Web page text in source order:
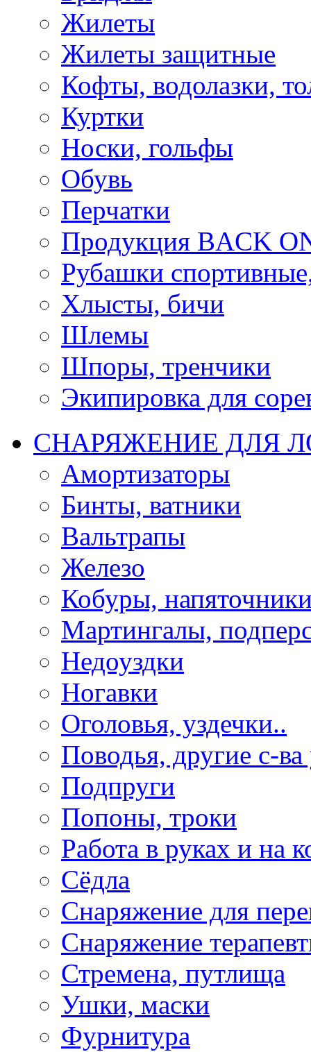
Жилеты
Жилеты защитные
Кофты, водолазки,
Куртки
Носки, гольфы
Обувь
Перчатки
Продукция BACK
Рубашки
Хлысты, бичи
Шлемы
Шпоры, тренчики
Экипировка для
СНАРЯЖЕНИЕ ДЛЯ
Амортизаторы
Бинты, ватники
Вальтрапы
Железо
Кобуры,
Мартингалы,
Недоуздки
Ногавки
Оголовья, уздечки..
Поводья, другие с-
Подпруги
Попоны, троки
Работа в руках и на
Сёдла
Снаряжение для
Снаряжение
Стремена, путлища
Ушки, маски
Фурнитура